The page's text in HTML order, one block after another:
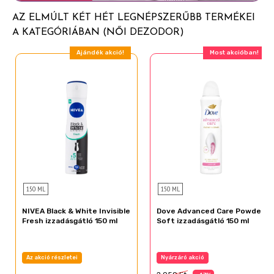
Calcium Chloride
Parfum
Polyethylene
Acetyl Cedrene
Alpha-Isomethyl Ionone
Citronellol
Citrus Aurantium Peel Oil
Coumarin
Juniperus Virginiana Oil
AZ ELMÚLT KÉT HÉT LEGNÉPSZERŰBB TERMÉKEI
A KATEGÓRIÁBAN (NŐI DEZODOR)
Ajándék akció!
150 ML
NIVEA Black & White Invisible
Fresh izzadásgátló 150 ml
Az akció részletei
Most akcióban!
150 ML
Dove Advanced Care Powder
Soft izzadásgátló 150 ml
Nyárzáró akció